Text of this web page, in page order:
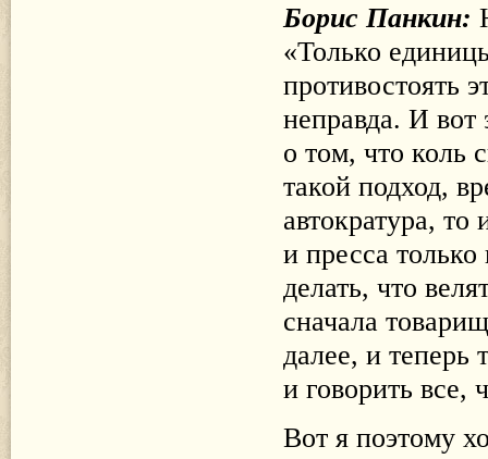
Борис Панкин:
«Только
противостоять
неправда. И вот
о том, что коль
такой подход,
автократура,
и пресса только
делать, что
сначала
далее, и теперь
и говорить все,
Вот я поэтому